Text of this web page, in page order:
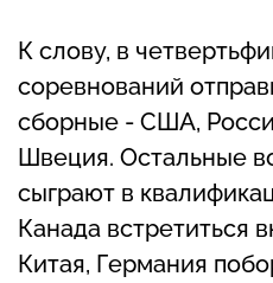
К слову, в
соревнований
сборные - США,
Швеция. Остальные
сыграют в
Канада встретиться
Китая, Германия